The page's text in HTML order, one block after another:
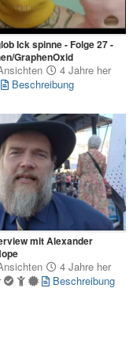
Ick spinne - Folge 27 -
GraphenOxid
4 Jahre her
Beschreibung
4 Jahre her
Beschreibung